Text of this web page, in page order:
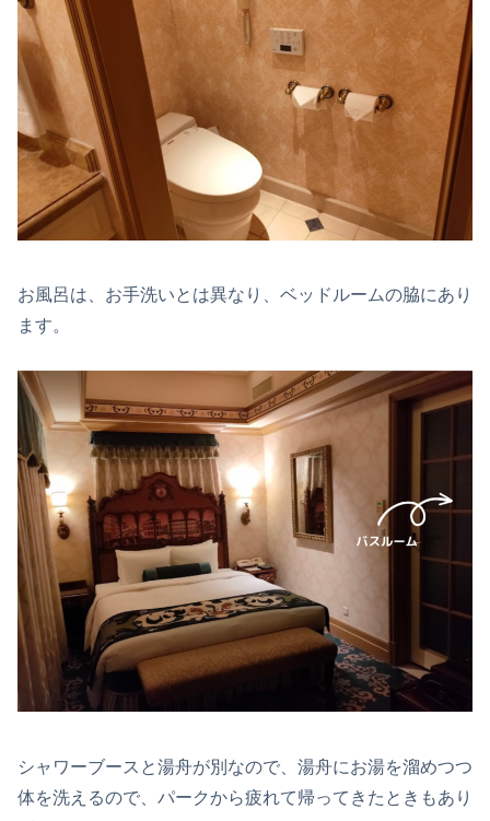
お風呂は、お手洗いとは異なり、ベッドルームの脇にあり
ます。
シャワーブースと湯舟が別なので、湯舟にお湯を溜めつつ
体を洗えるので、パークから疲れて帰ってきたときもあり